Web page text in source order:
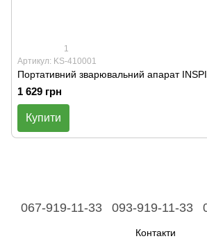
1
Артикул: KS-410001
Портативний зварювальний апарат
1 629 грн
Купити
067-919-11-33 093-919-11-33
Контакти